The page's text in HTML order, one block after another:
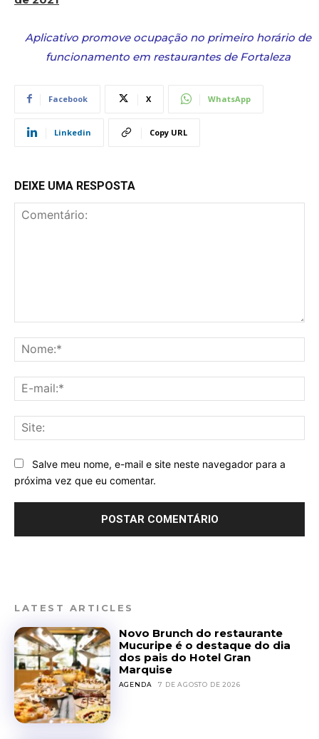
Aplicativo promove ocupação no primeiro horário de
funcionamento em restaurantes de Fortaleza
Facebook X WhatsApp
Linkedin Copy URL
DEIXE UMA RESPOSTA
Salve meu nome, e-mail e site neste navegador para a
próxima vez que eu comentar.
LATEST ARTICLES
Novo Brunch do restaurante
Mucuripe é o destaque do dia
dos pais do Hotel Gran
Marquise
AGENDA 7 DE AGOSTO DE 2026